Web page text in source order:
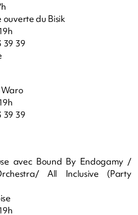
ouverte du Bisik
39 39
39 39
avec Bound By Endogamy /
All Inclusive (Party